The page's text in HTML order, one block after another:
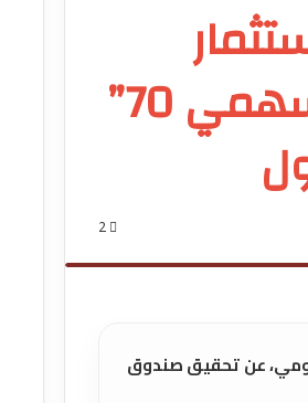
القومي تعلن تحقيق صندوق “سهمي 70”
2
عن تحقيق صندوق